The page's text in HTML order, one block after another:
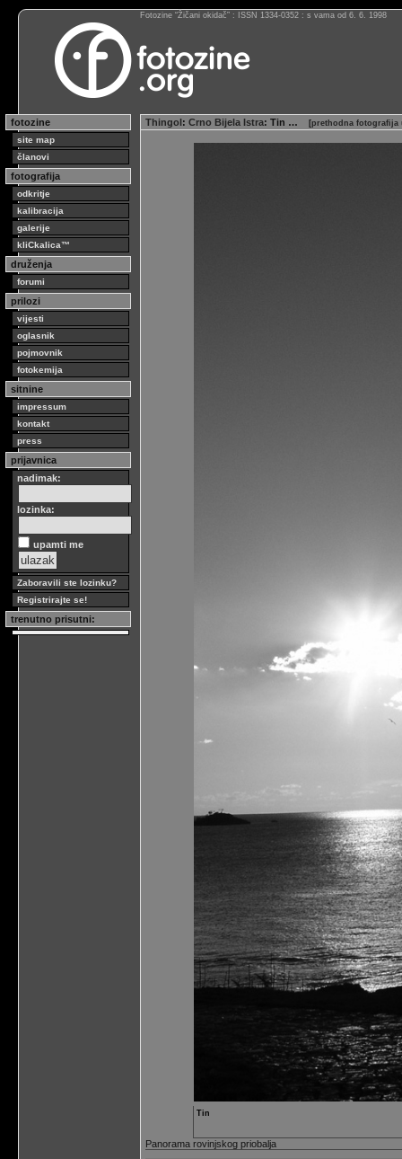
Fotozine “Žičani okidač” : ISSN 1334-0352 : s vama od 6. 6. 1998
fotozine
site map
članovi
fotografija
odkritje
kalibracija
galerije
kliCkalica™
druženja
forumi
prilozi
vijesti
oglasnik
pojmovnik
fotokemija
sitnine
impressum
kontakt
press
prijavnica
nadimak:
lozinka:
upamti me
Zaboravili ste lozinku?
Registrirajte se!
trenutno prisutni:
Thingol: Crno Bijela Istra: Tin … [prethodna fotografija
Tin
Panorama rovinjskog priobalja